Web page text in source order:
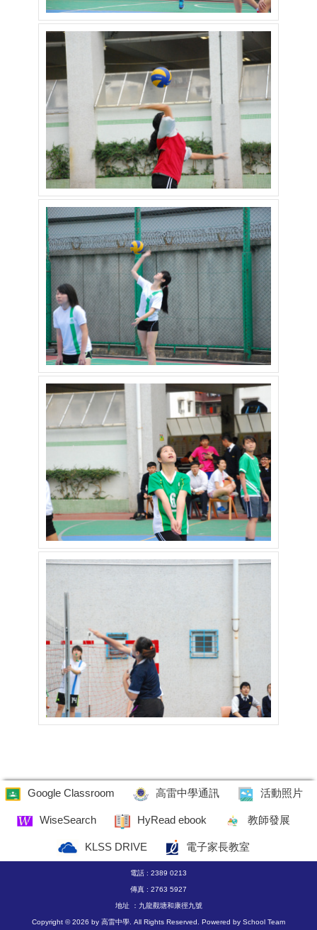
Google Classroom 高雷中學通訊 活動照片
WiseSearch HyRead ebook 教師發展
KLSS DRIVE 電子家長教室
電話 : 2389 0213
傳真 : 2763 5927
地址 ：九龍觀塘和康徑九號
Copyright © 2026 by 高雷中學. All Rights Reserved. Powered by School Team